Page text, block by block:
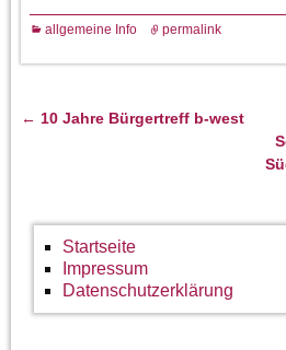
allgemeine Info permalink
← 10 Jahre Bürgertreff b-west
Startseite
Impressum
Datenschutzerklärung